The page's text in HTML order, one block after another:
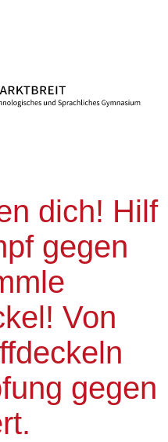
dich! Hilf
gegen
Von
gegen